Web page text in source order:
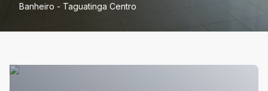
Banheiro - Taguatinga Centro